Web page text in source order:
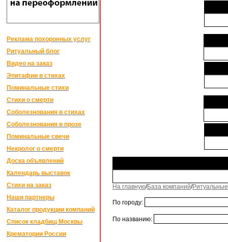
Реклама похоронных услуг
Ритуальный блог
Видео на заказ
Эпитафии в стихах
Поминальные стихи
Стихи о смерти
Соболезнования в стихах
Соболезнования в прозе
Поминальные свечи
Некролог о смерти
Доска объявлений
Календарь выставок
Стихи на заказ
Наши партнеры
Каталог продукции компаний
Список кладбищ Москвы
Крематории России
На главную/База компаний/
По городу:
По названию: